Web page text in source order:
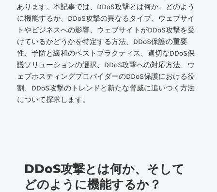
あります。本記事では、DDoS攻撃とは何か、どのよう
に機能するか、DDoS攻撃の異なるタイプ、ウェブサイ
トやビジネスへの影響、ウェブサイトがDDoS攻撃を受
けているかどうかを特定する方法、DDoS保護の重要
性、予防と緩和のベストプラクティス、適切なDDoS保
護ソリューションの選択、DDoS攻撃への対応方法、ウ
ェブホスティングプロバイダーのDDoS保護における役
割、DDoS攻撃のトレンドと新たな脅威に追いつく方法
について探求します。
DDoS攻撃とは何か、そして
どのように機能するか？